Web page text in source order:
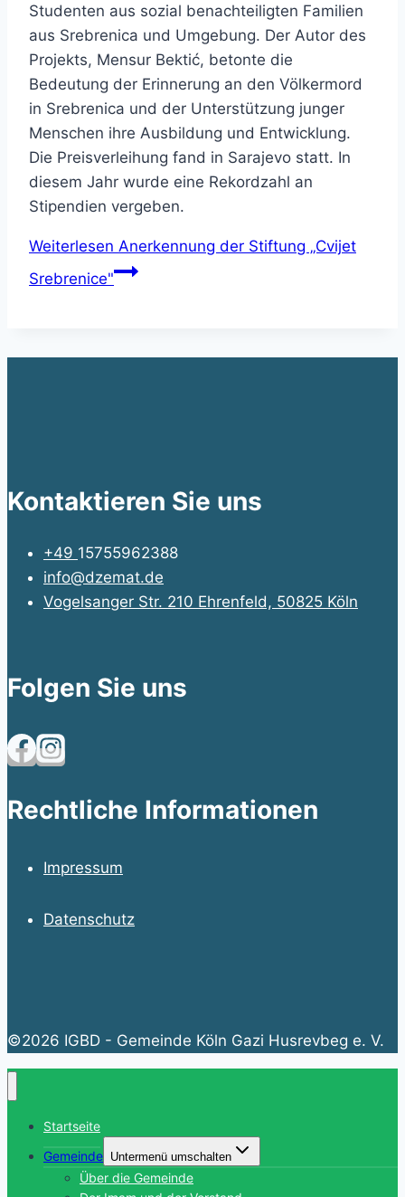
Studenten aus sozial benachteiligten Familien
aus Srebrenica und Umgebung. Der Autor des
Projekts, Mensur Bektić, betonte die
Bedeutung der Erinnerung an den Völkermord
in Srebrenica und der Unterstützung junger
Menschen ihre Ausbildung und Entwicklung.
Die Preisverleihung fand in Sarajevo statt. In
diesem Jahr wurde eine Rekordzahl an
Stipendien vergeben.
Weiterlesen Anerkennung der Stiftung „Cvijet
Srebrenice"
Kontaktieren Sie uns
+49 15755962388
info@dzemat.de
Vogelsanger Str. 210 Ehrenfeld, 50825 Köln
Folgen Sie uns
Rechtliche Informationen
Impressum
Datenschutz
©2026 IGBD - Gemeinde Köln Gazi Husrevbeg e. V.
Startseite
Gemeinde Untermenü umschalten
Über die Gemeinde